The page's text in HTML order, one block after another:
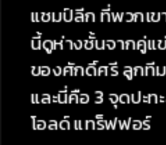
แชมป์ลีก ที่พวกเข
นี้ดูห่างชั้นจากคู่แ
ของศักดิ์ศรี ลูกที
และนี่คือ 3 จุดปะ
โอลด์ แทร็ฟฟอร์